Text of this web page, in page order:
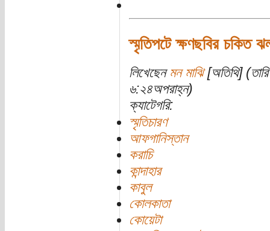
স্মৃতিপটে ক্ষণছবির চকিত
লিখেছেন মন মাঝি[অতিথি]
৬:২৪অপরাহ্ন)
ক্যাটেগরি:
স্মৃতিচারণ
আফগানিস্তান
করাচি
কান্দাহার
কাবুল
কোলকাতা
কোয়েটা